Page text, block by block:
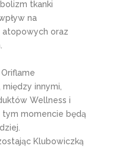
tkanki
na
atopowych oraz
innymi,
Wellness i
momencie będą
Klubowiczką